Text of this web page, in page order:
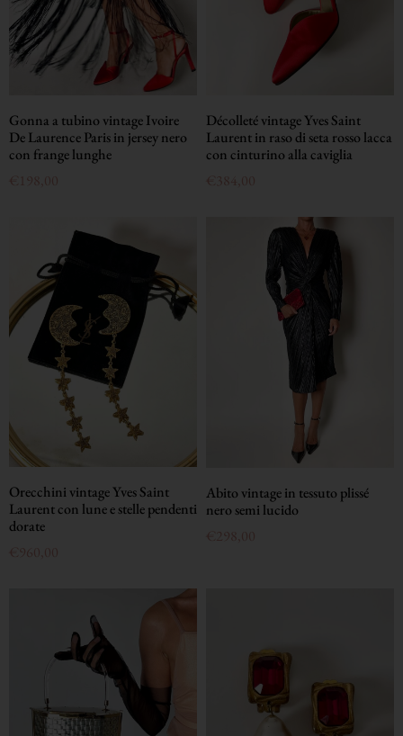
Gonna a tubino vintage Ivoire
De Laurence Paris in jersey nero
con frange lunghe
198,00
Décolleté vintage Yves Saint
Laurent in raso di seta rosso lacca
con cinturino alla caviglia
€
384,00
Orecchini vintage Yves Saint
Laurent con lune e stelle pendenti
dorate
960,00
Abito vintage in tessuto plissé
nero semi lucido
€ 298,00